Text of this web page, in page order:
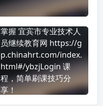
掌握 宜宾市专业技术人
员继续教育网 https://g
p.chinahrt.com/index.
html#/ybzjLogin 课
程，简单刷课技巧分
享！